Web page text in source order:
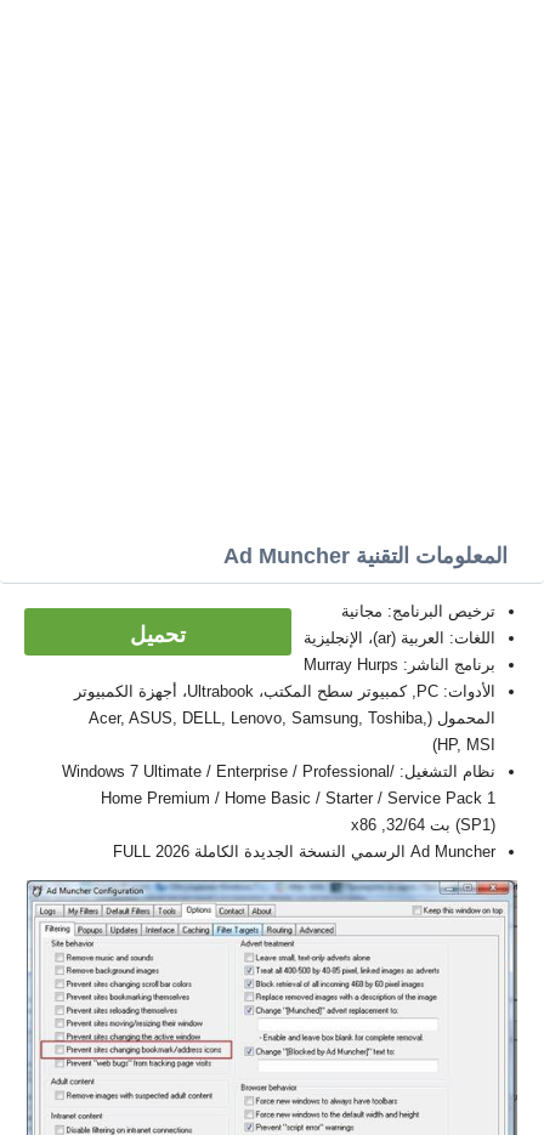
المعلومات التقنية Ad Muncher
تحميل
ترخيص البرنامج: مجانية
اللغات: العربية (ar)، الإنجليزية
برنامج الناشر: Murray Hurps
الأدوات: PC, كمبيوتر سطح المكتب، Ultrabook، أجهزة الكمبيوتر
المحمول (Acer, ASUS, DELL, Lenovo, Samsung, Toshiba,
HP, MSI)
نظام التشغيل: Windows 7 Ultimate / Enterprise / Professional/
Home Premium / Home Basic / Starter / Service Pack 1
(SP1) بت 32/64, x86
Ad Muncher الرسمي النسخة الجديدة الكاملة FULL 2026